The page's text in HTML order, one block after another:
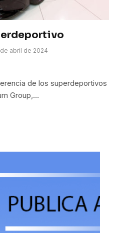
de abril de 2024
de los superdeportivos
Group,…